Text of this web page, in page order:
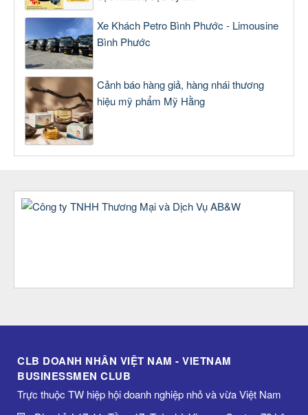
Xe Khách Petro Bình Phước - Limousine
Bình Phước
Cảnh báo hàng giả, hàng nhái thương
hiệu mỹ phẩm Mỹ Hằng
CLB DOANH NHÂN VIỆT NAM - VIETNAM
BUSINESSMEN CLUB
Trực thuộc TW hiệp hội doanh nghiệp nhỏ và vừa Việt Nam